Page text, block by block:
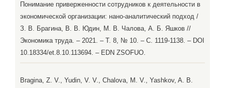
Понимание приверженности сотрудников к деятельности в
экономической организации: нано-аналитический подход /
З. В. Брагина, В. В. Юдин, М. В. Чалова, А. Б. Яшков //
Экономика труда. – 2021. – Т. 8, № 10. – С. 1119-1138. – DOI
10.18334/et.8.10.113694. – EDN ZSOFUO.
Bragina, Z. V., Yudin, V. V., Chalova, M. V., Yashkov, A. B.